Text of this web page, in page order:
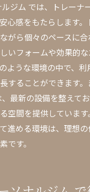
ジム では、トレーナ
心感をもたらします。
がら個々のペースに
いフォームや効果的
ような環境の中で、
することができます
最新の設備を整えて
空間を提供していま
進める環境は、理想
です。